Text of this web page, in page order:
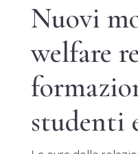
Nuovi
welfare
studenti